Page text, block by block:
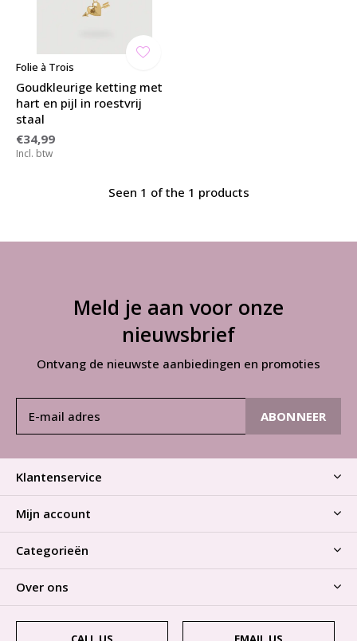
Folie à Trois
Goudkleurige ketting met
hart en pijl in roestvrij
staal
€34,99
Incl. btw
Seen 1 of the 1 products
Meld je aan voor onze
nieuwsbrief
Ontvang de nieuwste aanbiedingen en promoties
ABONNEER
Klantenservice
Mijn account
Categorieën
Over ons